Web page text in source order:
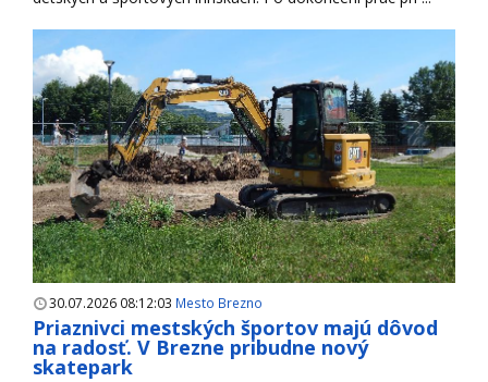
30.07.2026 08:12:03 Mesto Brezno
Priaznivci mestských športov majú dôvod
na radosť. V Brezne pribudne nový
skatepark